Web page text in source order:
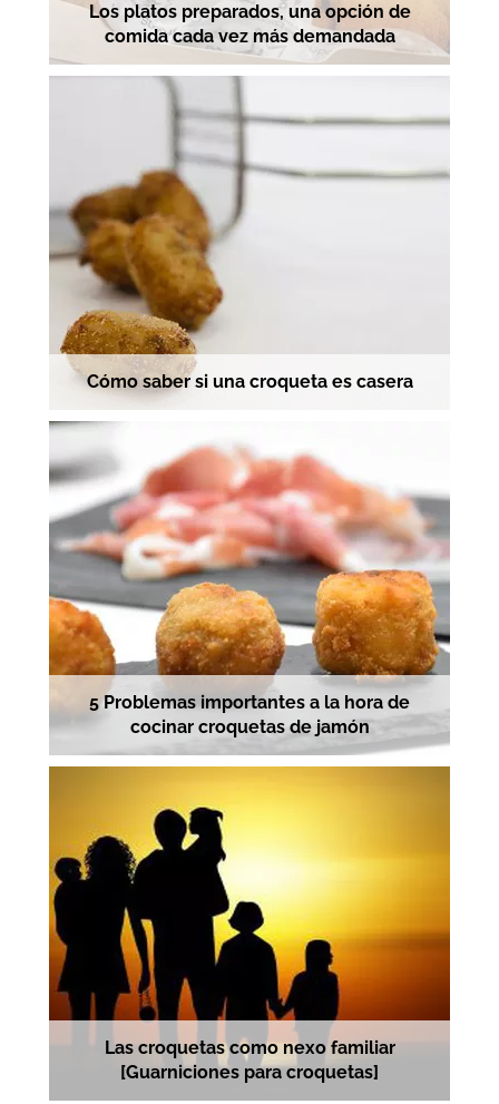
Los platos preparados, una opción de
comida cada vez más demandada
Cómo saber si una croqueta es casera
5 Problemas importantes a la hora de
cocinar croquetas de jamón
Las croquetas como nexo familiar
[Guarniciones para croquetas]